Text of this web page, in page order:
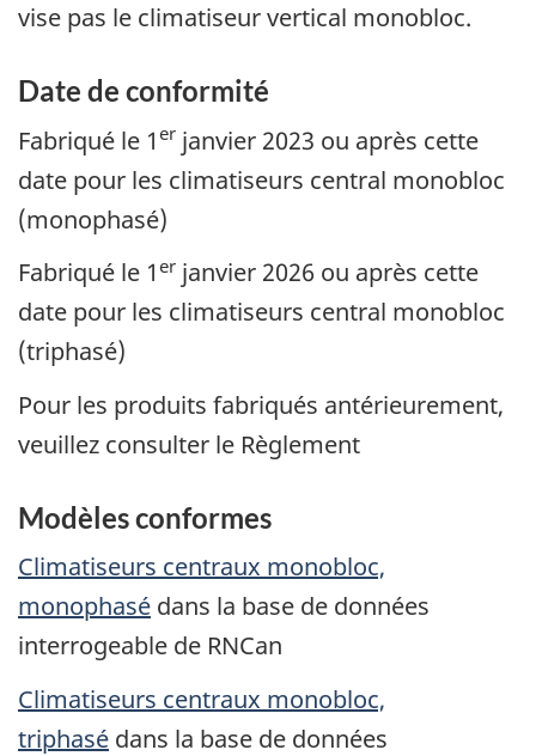
vise pas le climatiseur vertical monobloc.
Date de conformité
Fabriqué le 1 er janvier 2023 ou après cette
date pour les climatiseurs central monobloc
(monophasé)
Fabriqué le 1 er janvier 2026 ou après cette
date pour les climatiseurs central monobloc
(triphasé)
Pour les produits fabriqués antérieurement,
veuillez consulter le Règlement
Modèles conformes
Climatiseurs centraux monobloc,
monophasé dans la base de données
interrogeable de RNCan
Climatiseurs centraux monobloc,
triphasé dans la base de données